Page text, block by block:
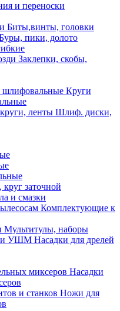
и переноски
Биты,винты, головки
пики, долото
Заклепки, скобы,
Круги
Шлиф. диски,
заточной
и смазки
Комплектующие к
Мультитулы, наборы
Насадки для дрелей
Насадки
Ножи для